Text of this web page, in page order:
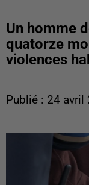
Un homme
quatorze
violences
Publié : 24